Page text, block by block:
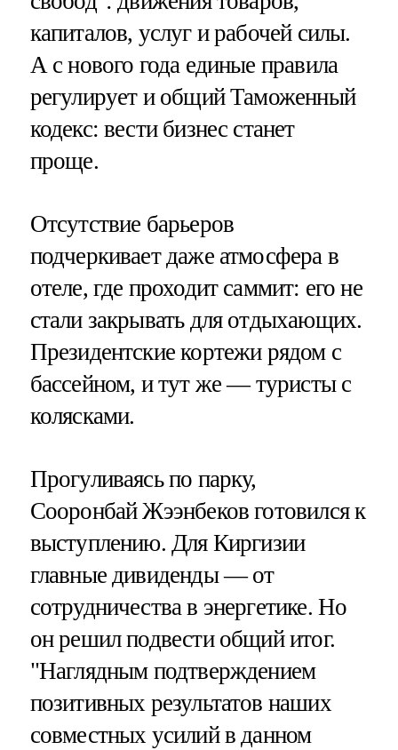
капиталов, услуг и рабочей силы.
А с нового года единые правила
регулирует и общий Таможенный
кодекс: вести бизнес станет
проще.
Отсутствие барьеров
подчеркивает даже атмосфера в
отеле, где проходит саммит: его не
стали закрывать для отдыхающих.
Президентские кортежи рядом с
бассейном, и тут же — туристы с
колясками.
Прогуливаясь по парку,
Сооронбай Жээнбеков готовился к
выступлению. Для Киргизии
главные дивиденды — от
сотрудничества в энергетике. Но
он решил подвести общий итог.
"Наглядным подтверждением
позитивных результатов наших
совместных усилий в данном